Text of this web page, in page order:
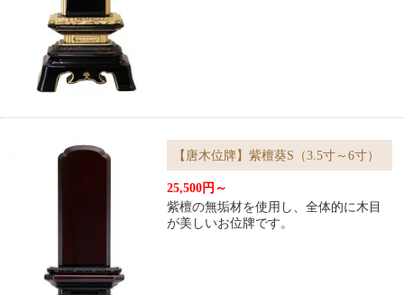
【唐木位牌】紫檀葵S（3.5寸～6寸）
25,500円～
紫檀の無垢材を使用し、全体的に木目
が美しいお位牌です。